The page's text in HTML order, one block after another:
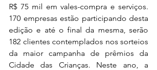
R$ 75 mil em vales-compra e serviços.
170 empresas estão participando desta
edição e até o final da mesma, serão
182 clientes contemplados nos sorteios
da maior campanha de prêmios da
Cidade das Crianças. Neste ano, a